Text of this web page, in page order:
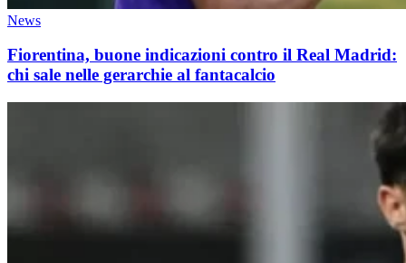
News
Fiorentina, buone indicazioni contro il Real Madrid:
chi sale nelle gerarchie al fantacalcio